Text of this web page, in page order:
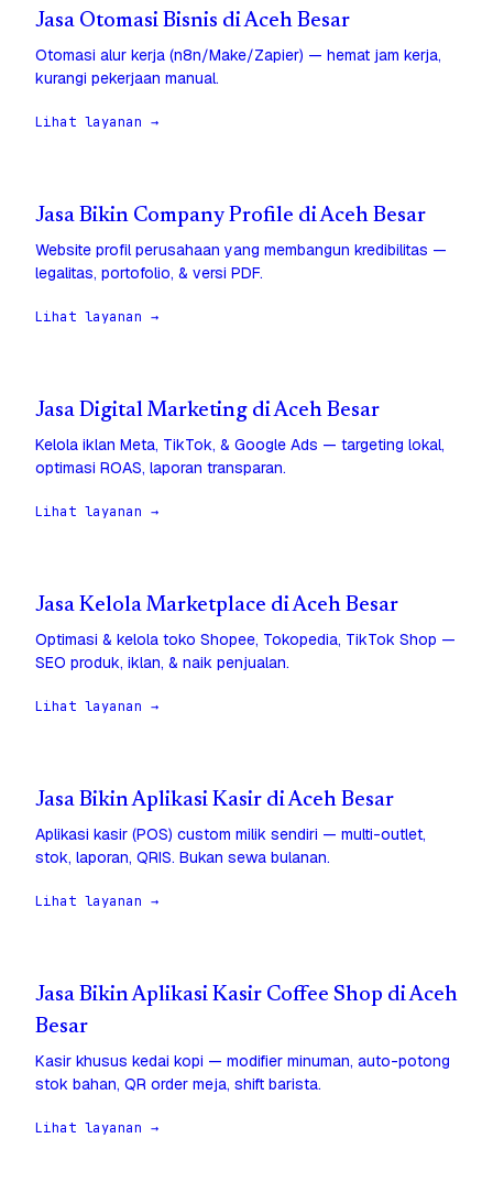
Jasa Otomasi Bisnis di Aceh Besar
Otomasi alur kerja (n8n/Make/Zapier) — hemat jam kerja,
kurangi pekerjaan manual.
Lihat layanan →
Jasa Bikin Company Profile di Aceh Besar
Website profil perusahaan yang membangun kredibilitas —
legalitas, portofolio, & versi PDF.
Lihat layanan →
Jasa Digital Marketing di Aceh Besar
Kelola iklan Meta, TikTok, & Google Ads — targeting lokal,
optimasi ROAS, laporan transparan.
Lihat layanan →
Jasa Kelola Marketplace di Aceh Besar
Optimasi & kelola toko Shopee, Tokopedia, TikTok Shop —
SEO produk, iklan, & naik penjualan.
Lihat layanan →
Jasa Bikin Aplikasi Kasir di Aceh Besar
Aplikasi kasir (POS) custom milik sendiri — multi-outlet,
stok, laporan, QRIS. Bukan sewa bulanan.
Lihat layanan →
Jasa Bikin Aplikasi Kasir Coffee Shop di Aceh
Besar
Kasir khusus kedai kopi — modifier minuman, auto-potong
stok bahan, QR order meja, shift barista.
Lihat layanan →